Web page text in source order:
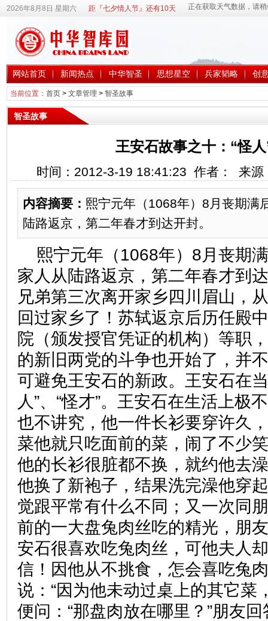
2026年8月8日 星期六 距『七夕情人节』还有10天
网站首页 新闻热点 中华智圣 思想星空 兵家韬略 创
当前位置： 首页> 文章管理 > 智圣故事
智圣故事
王安石故事之十：“怪
时间：2012-3-19 18:41:23 作者： 来
内容摘要： 熙宁元年（1068年）8月丧期满
陆路返京，第二年春才到达开封。
熙宁元年（1068年）8月丧期
家人从陆路返京，第二年春才到
兄弟第三次离开家乡四川眉山，
回过家乡了！苏轼返京后历任殿
院（颁发授官凭证的机构）等职
的新旧两党的斗争也开始了，并
可避免王安石的新政。王安石在
人”、“怪才”。王安石在生活上极
也不讲究，他一件长衫要穿许久
菜他就只吃面前的菜，闹了不少
他的长衫很脏都不换，就约他去
他换了新袍子，结果洗完澡他穿
觉跟平常有什么不同；又一次同
前的一大盘兔肉丝吃的精光，朋
安石很喜欢吃兔肉丝，可他夫人
信！因他从不挑食，怎会喜吃兔
说：“因为他未动过桌上的其它菜
便问：“那盘肉放在哪里？”朋友